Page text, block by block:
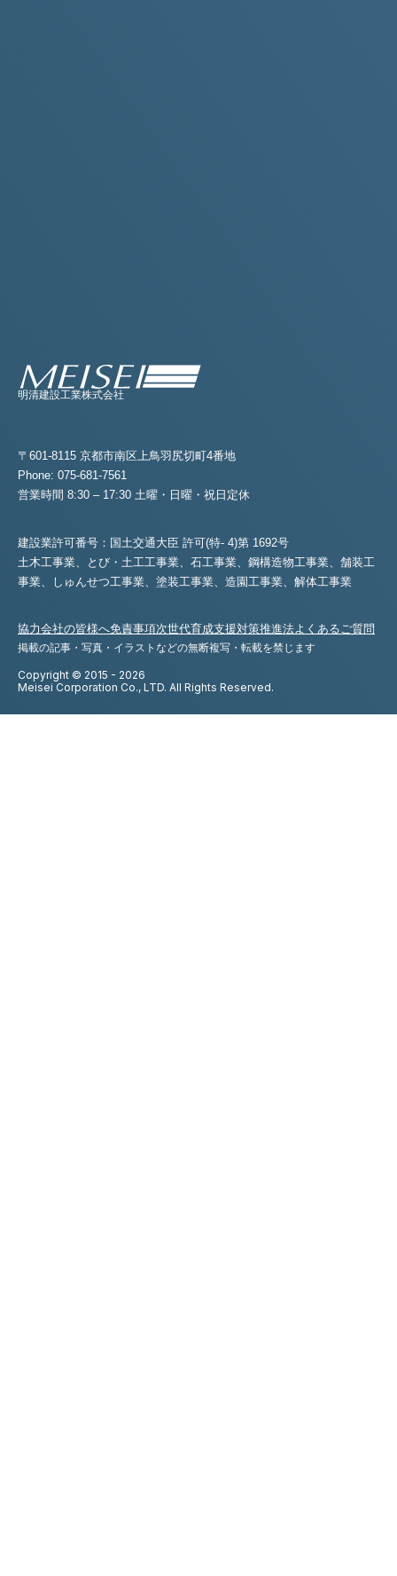
明清建設工業株式会社
〒601-8115 京都市南区上鳥羽尻切町4番地
Phone: 075-681-7561
営業時間 8:30 – 17:30 土曜・日曜・祝日定休
建設業許可番号：国土交通大臣 許可(特- 4)第 1692号
土木工事業、とび・土工工事業、石工事業、鋼構造物工事業、舗装工
事業、
しゅんせつ工事業、塗装工事業、造園工事業、解体工事業
協力会社の皆様へ免責事項次世代育成支援対策推進法よくあるご質問
掲載の記事・写真・イラストなどの無断複写・転載を禁じます
Copyright © 2015 - 2026
Meisei Corporation Co., LTD. All Rights Reserved.